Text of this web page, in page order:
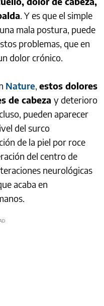
. Y es que el simple
mala postura, puede
problemas, que en
dolor crónico.
Nature, estos dolores
de cabeza y deterioro
pueden aparecer
del surco
de la piel por roce
del centro de
neurológicas
acaba en